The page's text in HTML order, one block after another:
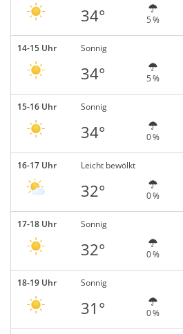
34° 5 %
14-15 Uhr Sonnig
34° 5 %
15-16 Uhr Sonnig
34° 0 %
16-17 Uhr Leicht bewölkt
32° 0 %
17-18 Uhr Sonnig
32° 0 %
18-19 Uhr Sonnig
31° 0 %